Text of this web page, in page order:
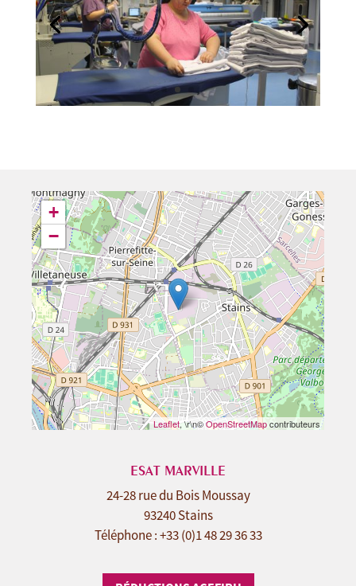
+
−
Leaflet, \r\n©OpenStreetMapcontributeurs
ESAT MARVILLE
24-28 rue du Bois Moussay
93240 Stains
Téléphone : +33 (0)1 48 29 36 33